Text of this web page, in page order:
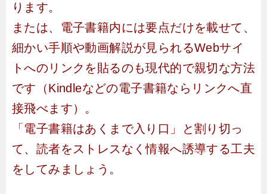
ります。
または、電子書籍内には要点だけを載せて、
細かい手順や動画解説が見られるWebサイ
トへのリンクを貼るのも現代的で親切な方法
です（Kindleなどの電子書籍ならリンクへ直
接飛べます）。
「電子書籍はあくまで入り口」と割り切っ
て、読者をストレスなく情報へ誘導する工夫
をしてみましょう。